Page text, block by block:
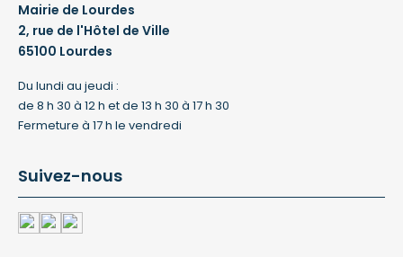
Mairie de Lourdes
2, rue de l'Hôtel de Ville
65100 Lourdes
Du lundi au jeudi :
de 8 h 30 à 12 h et de 13 h 30 à 17 h 30
Fermeture à 17 h le vendredi
Suivez-nous